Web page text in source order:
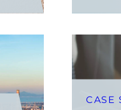
CASE